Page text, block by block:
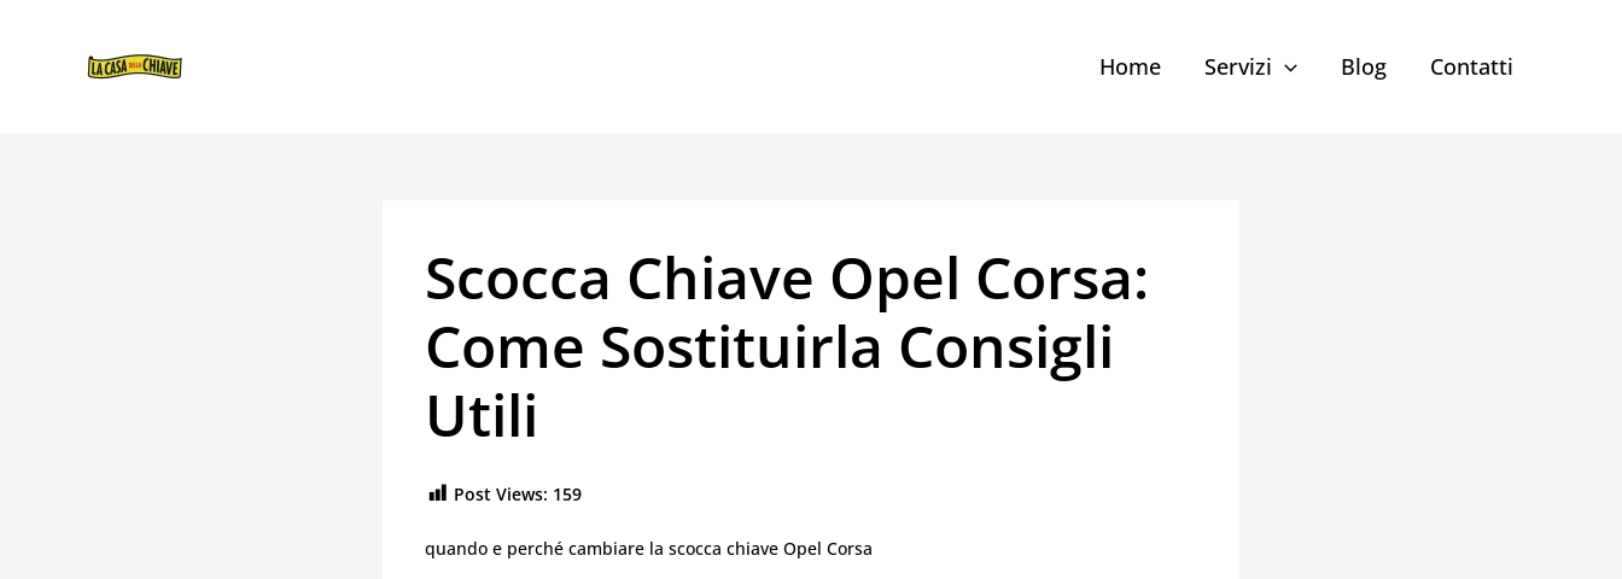
CONTENUTO
Home Servizi Blog Contatti
Scocca Chiave Opel Corsa:
Come Sostituirla Consigli
Utili
Post Views: 159
quando e perché cambiare la scocca chiave Opel Corsa